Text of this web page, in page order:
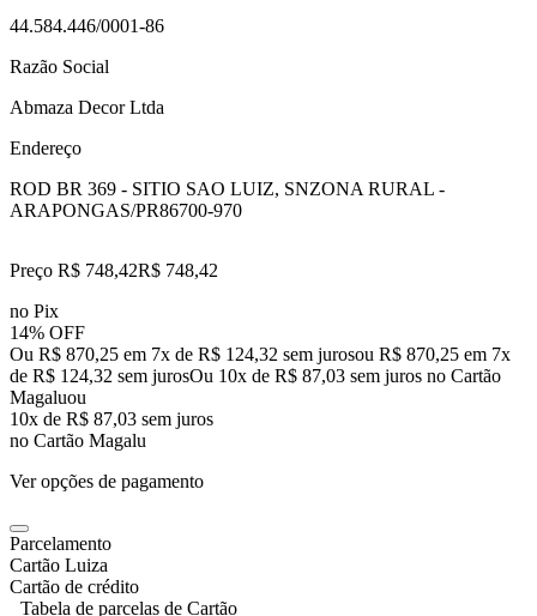
44.584.446/0001-86
Razão Social
Abmaza Decor Ltda
Endereço
ROD BR 369 - SITIO SAO LUIZ, SNZONA RURAL -
ARAPONGAS/PR86700-970
Preço R$ 748,42R$ 748,42
no Pix
14% OFF
Ou R$ 870,25 em 7x de R$ 124,32 sem jurosou R$ 870,25 em 7x
de R$ 124,32 sem jurosOu 10x de R$ 87,03 sem juros no Cartão
Magaluou
10x de R$ 87,03 sem juros
no Cartão Magalu
Ver opções de pagamento
Parcelamento
Cartão Luiza
Cartão de crédito
Tabela de parcelas de Cartão